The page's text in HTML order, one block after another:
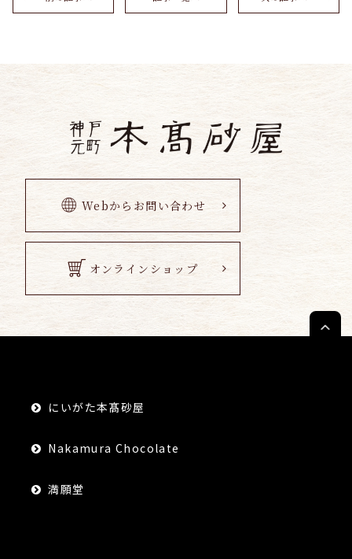
Webからお問い合わせ
オンラインショップ
にいがた本髙砂屋
Nakamura Chocolate
満願堂